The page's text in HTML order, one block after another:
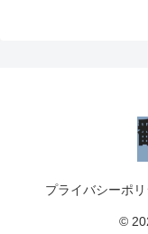
プライバシーポ
©